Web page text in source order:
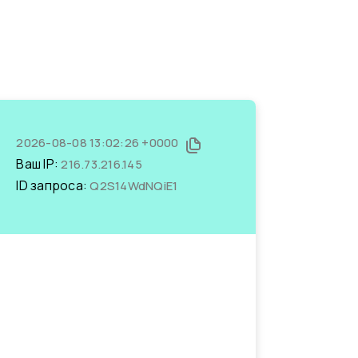
2026-08-08 13:02:26 +0000
Ваш IP:216.73.216.145
ID запроса:Q2S14WdNQiE1